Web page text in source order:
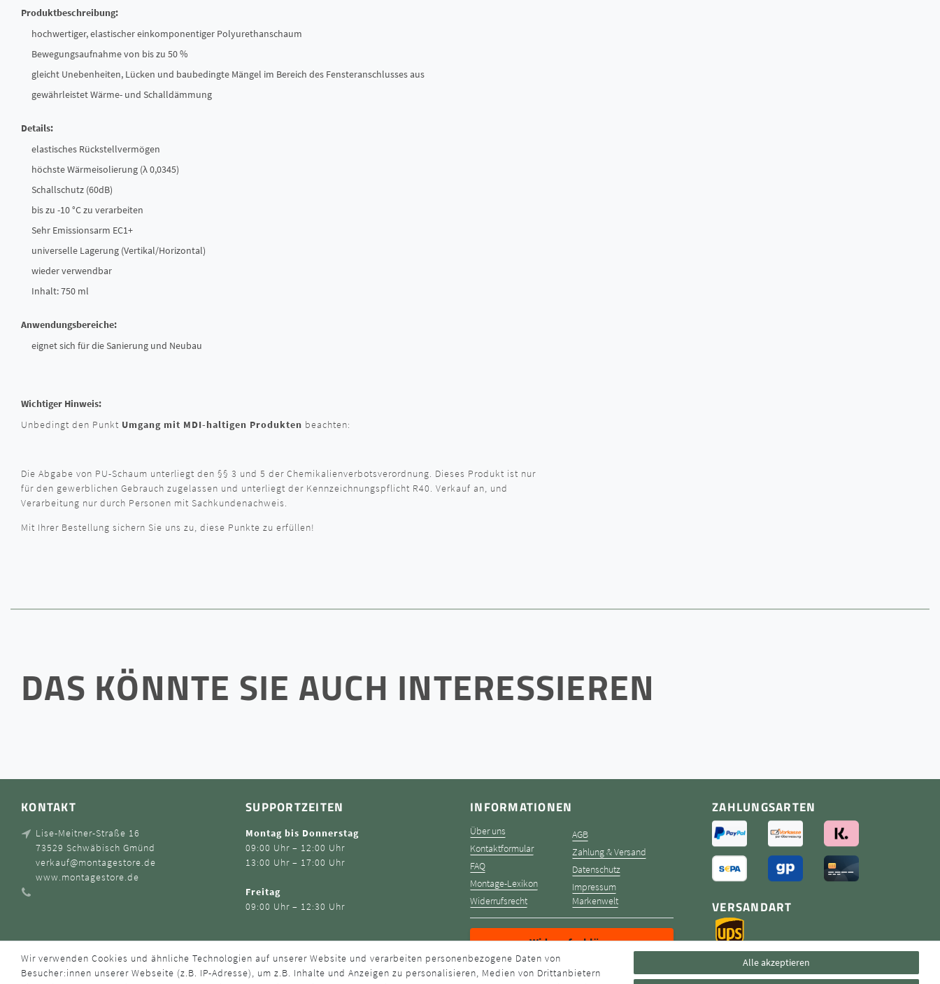
Produktbeschreibung:
hochwertiger, elastischer einkomponentiger Polyurethanschaum
Bewegungsaufnahme von bis zu 50 %
gleicht Unebenheiten, Lücken und baubedingte Mängel im Bereich des Fensteranschlusses aus
gewährleistet Wärme- und Schalldämmung
Details:
elastisches Rückstellvermögen
höchste Wärmeisolierung (λ 0,0345)
Schallschutz (60dB)
bis zu -10 °C zu verarbeiten
Sehr Emissionsarm EC1+
universelle Lagerung (Vertikal/Horizontal)
wieder verwendbar
Inhalt: 750 ml
Anwendungsbereiche:
eignet sich für die Sanierung und Neubau
Wichtiger Hinweis:
Unbedingt den Punkt Umgang mit MDI-haltigen Produkten beachten:
Die Abgabe von PU-Schaum unterliegt den §§ 3 und 5 der Chemikalienverbotsverordnung. Dieses Produkt ist nur
für den gewerblichen Gebrauch zugelassen und unterliegt der Kennzeichnungspflicht R40. Verkauf an, und
Verarbeitung nur durch Personen mit Sachkundenachweis.
Mit Ihrer Bestellung sichern Sie uns zu, diese Punkte zu erfüllen!
DAS KÖNNTE SIE AUCH INTERESSIEREN
KONTAKT
Lise-Meitner-Straße 16
73529 Schwäbisch Gmünd
verkauf@montagestore.de
www.montagestore.de
SUPPORTZEITEN
Montag bis Donnerstag
09:00 Uhr – 12:00 Uhr
13:00 Uhr – 17:00 Uhr
Freitag
09:00 Uhr – 12:30 Uhr
INFORMATIONEN
Über uns
Kontaktformular
FAQ
Montage-Lexikon
Widerrufsrecht
AGB
Zahlung & Versand
Datenschutz
Impressum
Markenwelt
Widerruf erklären
ZAHLUNGSARTEN
VERSANDART
Wir verwenden Cookies und ähnliche Technologien auf unserer Website und verarbeiten personenbezogene Daten von
Besucher:innen unserer Webseite (z.B. IP-Adresse), um z.B. Inhalte und Anzeigen zu personalisieren, Medien von Drittanbietern
Alle akzeptieren